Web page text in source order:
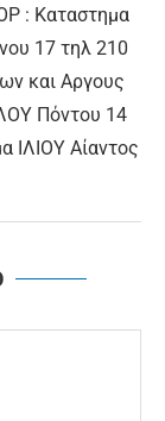
: Καταστημα
17 τηλ 210
και Αργους
Πόντου 14
ΙΛΙΟΥ Αίαντος